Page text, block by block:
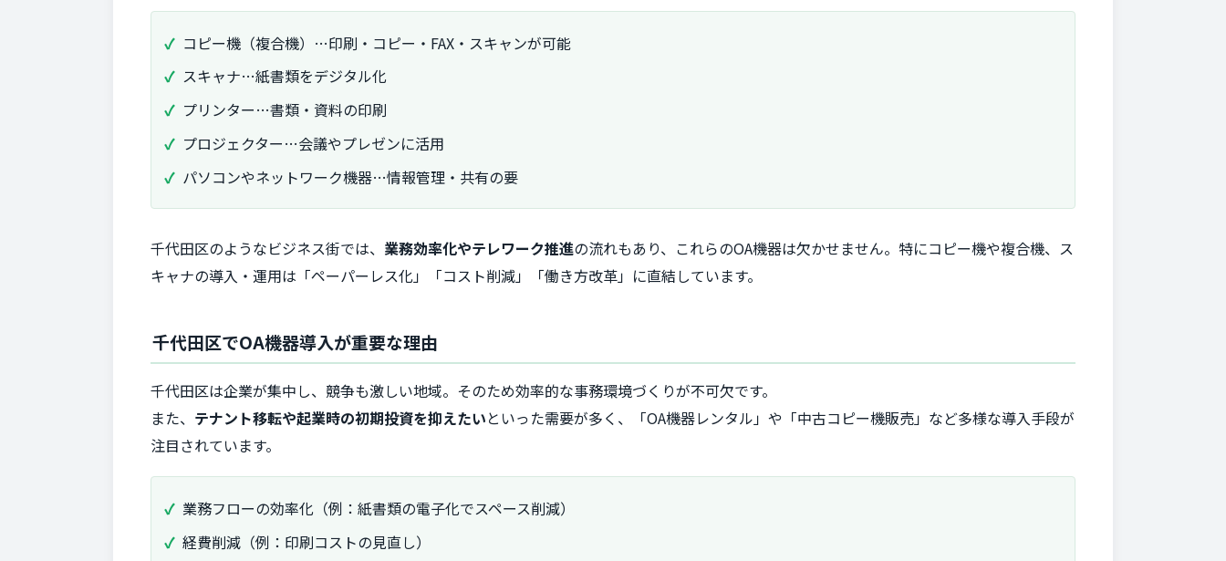
コピー機（複合機）…印刷・コピー・FAX・スキャンが可能
スキャナ…紙書類をデジタル化
プリンター…書類・資料の印刷
プロジェクター…会議やプレゼンに活用
パソコンやネットワーク機器…情報管理・共有の要
千代田区のようなビジネス街では、 業務効率化やテレワーク推進の流れもあり、これらのOA機器は欠かせません。特にコピー機や複合機、ス
キャナの導入・運用は「ペーパーレス化」「コスト削減」「働き方改革」に直結しています。
千代田区でOA機器導入が重要な理由
千代田区は企業が集中し、競争も激しい地域。そのため効率的な事務環境づくりが不可欠です。
また、 テナント移転や起業時の初期投資を抑えたいといった需要が多く、「OA機器レンタル」や「中古コピー機販売」など多様な導入手段が
注目されています。
業務フローの効率化（例：紙書類の電子化でスペース削減）
経費削減（例：印刷コストの見直し）